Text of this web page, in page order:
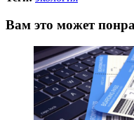
Вам это может